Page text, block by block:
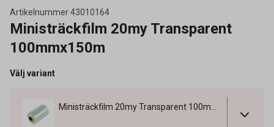
Artikelnummer43010164
Ministräckfilm 20my Transparent
100mmx150m
Välj variant